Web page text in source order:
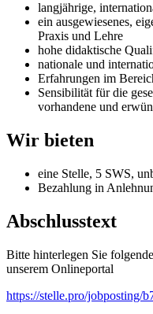
langjährige,
ein ausgewiesenes,
Praxis und Lehre
hohe didaktische
nationale und
Erfahrungen im
Sensibilität für die
vorhandene und
Wir bieten
eine Stelle, 5 SWS,
Bezahlung in
Abschlusstext
Bitte hinterlegen Sie
unserem Onlineportal
https://stelle.pro/jobposting/